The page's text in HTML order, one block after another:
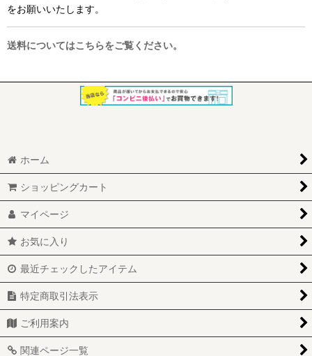
をお願いいたします。
送料についてはこちらをご覧ください。
ホーム
ショッピングカート
マイページ
お気に入り
最近チェックしたアイテム
特定商取引法表示
ご利用案内
関連ページ一覧